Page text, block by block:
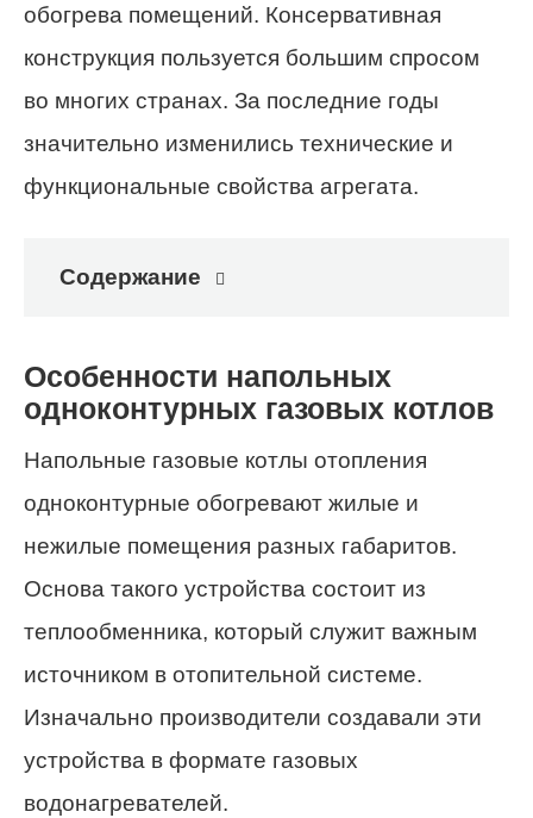
обогрева помещений. Консервативная
конструкция пользуется большим спросом
во многих странах. За последние годы
значительно изменились технические и
функциональные свойства агрегата.
Содержание
Особенности напольных
одноконтурных газовых котлов
Напольные газовые котлы отопления
одноконтурные обогревают жилые и
нежилые помещения разных габаритов.
Основа такого устройства состоит из
теплообменника, который служит важным
источником в отопительной системе.
Изначально производители создавали эти
устройства в формате газовых
водонагревателей.